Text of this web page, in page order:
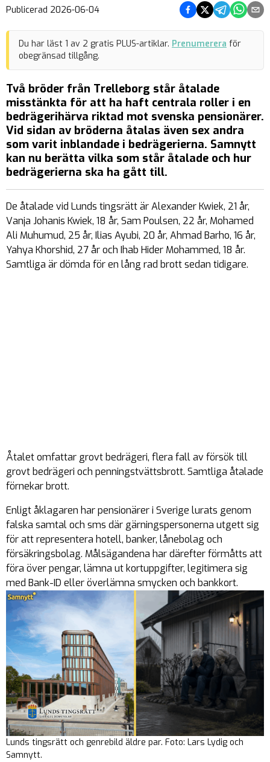
Publicerad 2026-06-04 Dela på Facebook
Dela på Twitter
Dela påDela på
Dela
Du har läst 1 av 2 gratis PLUS-artiklar. Prenumerera för
obegränsad tillgång.
Två bröder från Trelleborg står åtalade
misstänkta för att ha haft centrala roller i en
bedrägerihärva riktad mot svenska pensionärer.
Vid sidan av bröderna åtalas även sex andra
som varit inblandade i bedrägerierna. Samnytt
kan nu berätta vilka som står åtalade och hur
bedrägerierna ska ha gått till.
De åtalade vid Lunds tingsrätt är Alexander Kwiek, 21 år,
Vanja Johanis Kwiek, 18 år, Sam Poulsen, 22 år, Mohamed
Ali Muhumud, 25 år, Ilias Ayubi, 20 år, Ahmad Barho, 16 år,
Yahya Khorshid, 27 år och Ihab Hider Mohammed, 18 år.
Samtliga är dömda för en lång rad brott sedan tidigare.
Åtalet omfattar grovt bedrägeri, flera fall av försök till
grovt bedrägeri och penningstvättsbrott. Samtliga åtalade
förnekar brott.
Enligt åklagaren har pensionärer i Sverige lurats genom
falska samtal och sms där gärningspersonerna utgett sig
för att representera hotell, banker, lånebolag och
försäkringsbolag. Målsägandena har därefter förmåtts att
föra över pengar, lämna ut kortuppgifter, legitimera sig
med Bank-ID eller överlämna smycken och bankkort.
Lunds tingsrätt och genrebild äldre par. Foto: Lars Lydig och
Samnytt.